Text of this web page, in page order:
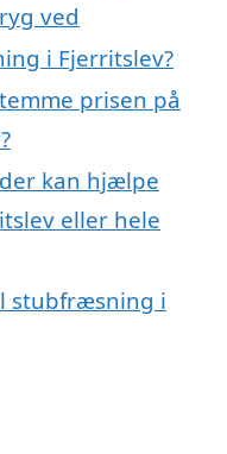
ved
i Fjerritslev?
prisen på
kan hjælpe
eller hele
stubfræsning i